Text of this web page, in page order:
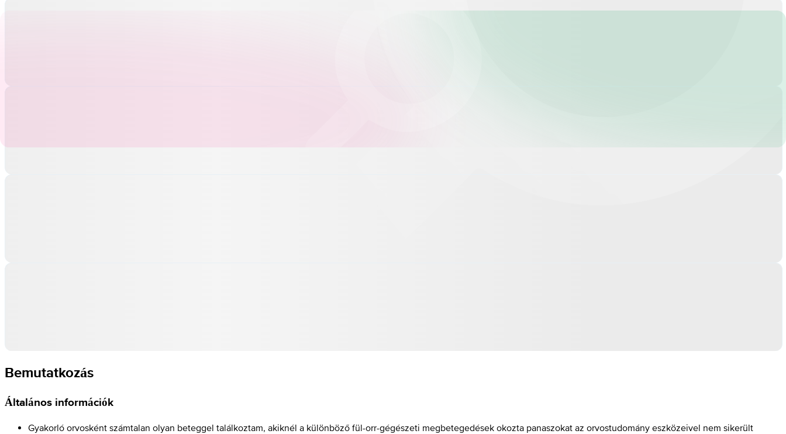
Bemutatkozás
Általános információk
Gyakorló orvosként számtalan olyan beteggel találkoztam, akiknél a különböző fül-orr-gégészeti megbetegedések okozta panaszokat az orvostudomány eszközeivel nem sikerült